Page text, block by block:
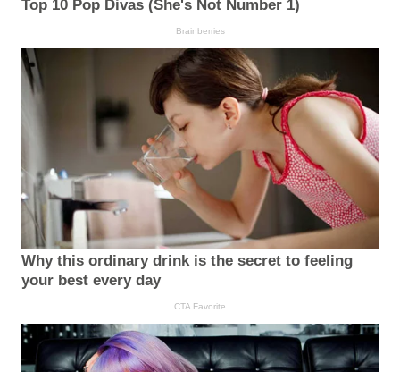
Top 10 Pop Divas (She's Not Number 1)
Brainberries
Why this ordinary drink is the secret to feeling
your best every day
CTA Favorite